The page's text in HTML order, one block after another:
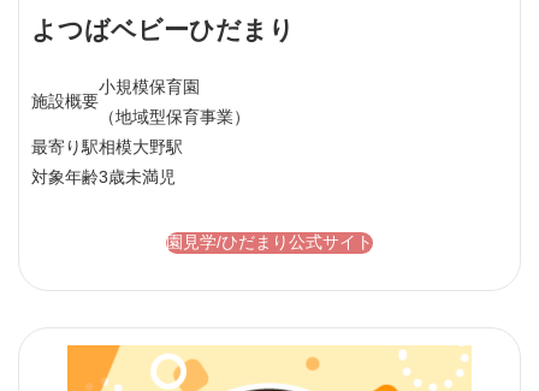
よつばベビーひだまり
施設概要
小規模保育園
（地域型保育事業）
最寄り駅相模大野駅
対象年齢3歳未満児
園見学/ひだまり公式サイト